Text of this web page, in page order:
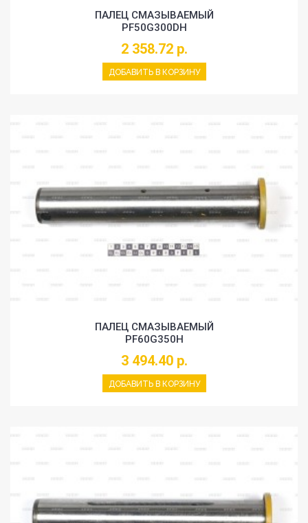
ПАЛЕЦ СМАЗЫВАЕМЫЙ
PF50G300DH
2 358.72 р.
ДОБАВИТЬ В КОРЗИНУ
ПАЛЕЦ СМАЗЫВАЕМЫЙ
PF60G350H
3 494.40 р.
ДОБАВИТЬ В КОРЗИНУ